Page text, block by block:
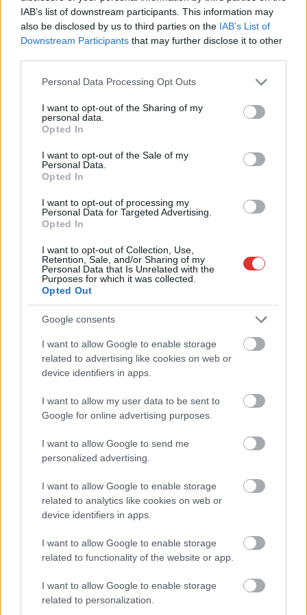
IAB’s list of downstream participants. This information may
also be disclosed by us to third parties on the IAB’s List of
Downstream Participants that may further disclose it to other
Please note that this website/app uses one or more Google
not limited to your visit or usage behaviour. You may click to
grant or deny consent to Google and its third-party tags to
use your data for below specified purposes in below Google
consent section.
Personal Data Processing Opt Outs
I want to opt-out of the Sharing of my
personal data.
Opted In
I want to opt-out of the Sale of my
Personal Data.
Opted In
I want to opt-out of processing my
Personal Data for Targeted Advertising.
Opted In
I want to opt-out of Collection, Use,
Retention, Sale, and/or Sharing of my
Personal Data that Is Unrelated with the
Purposes for which it was collected.
Opted Out
Google consents
I want to allow Google to enable storage
related to advertising like cookies on web or
device identifiers in apps.
I want to allow my user data to be sent to
Google for online advertising purposes.
I want to allow Google to send me
personalized advertising.
I want to allow Google to enable storage
related to analytics like cookies on web or
device identifiers in apps.
I want to allow Google to enable storage
related to functionality of the website or app.
I want to allow Google to enable storage
related to personalization.
Hírlevél feliratkozás
Adja meg keresztnevét:
Adja
Megismertem és elfogadom aGDPR-szabályzatot
Nem szeretne lemaradni semmiről? Csak egy kattintás, és hírlevelünk a
legfrissebb információkkal és exkluzív tartalmakkal hétről hétre
postaládájába érkezik!
A SZOL24 legfrissebb 24 cikke
A Tisza kormány minisztere újabb nagy változásokról döntött
a közoktatásban – például az iskolaigazgatók visszakapják
munkáltatói jogaikat
Sok volt az igazolatlan hiányzás, Pócs János fizetéslevonást
kapott, más fideszesek még kevesebbet vittek haza
A Szolnok megyei gazdák nagyon nem akarták a JÉGER
további üzemeltetését
Csendélet 5.0: alig balesetveszélyes lépcső és remek
állapotban levő buszmegálló mutatja, hogy Szolnok mennyire
élhető város
Pénteken újra csökken a benzin és a gázolaj ára is
Napokon belül megválasztja az új köztársasági elnököt az
Országgyűlés
Kiterjedt tüzek pusztítanak az országban, köztük Karcagon
javítottak, helikoptereket is bevetettek a tüzeknél
A zárkában rosszul lett, elájult – ilyen körülményekről